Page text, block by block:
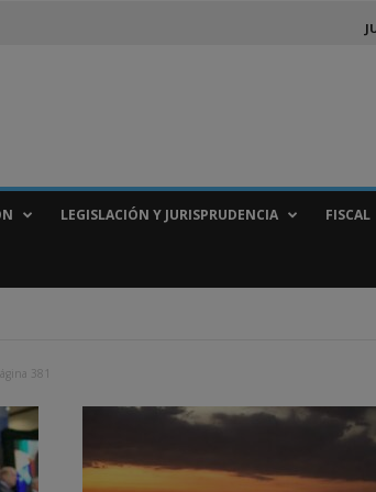
LEGISLACIÓN Y JURISPRUDENCIA FISCAL
381